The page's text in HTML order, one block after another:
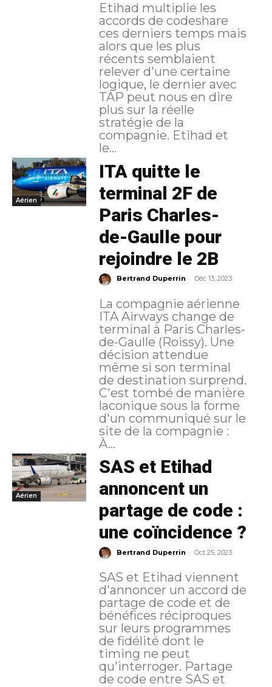
Etihad multiplie les
accords de codeshare
ces derniers temps mais
alors que les plus
récents semblaient
relever d'une certaine
logique, le dernier avec
TAP peut nous en dire
plus sur la réelle
stratégie de la
compagnie. Etihad et
le...
Aérien
ITA quitte le
terminal 2F de
Paris Charles-
de-Gaulle pour
rejoindre le 2B
Bertrand Duperrin - Déc 13, 2023
La compagnie aérienne
ITA Airways change de
terminal à Paris Charles-
de-Gaulle (Roissy). Une
décision attendue
même si son terminal
de destination surprend.
C'est tombé de manière
laconique sous la forme
d'un communiqué sur le
site de la compagnie :
À...
Aérien
SAS et Etihad
annoncent un
partage de code :
une coïncidence ?
Bertrand Duperrin - Oct 25, 2023
SAS et Etihad viennent
d'annoncer un accord de
partage de code et de
bénéfices réciproques
sur leurs programmes
de fidélité dont le
timing ne peut
qu'interroger. Partage
de code entre SAS et